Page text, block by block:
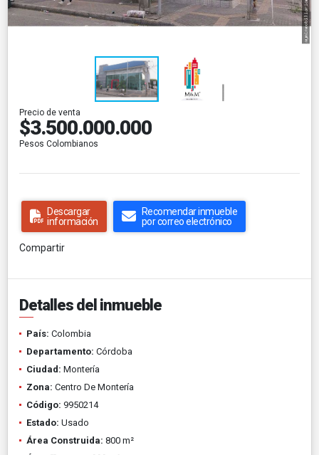
Precio de venta
$3.500.000.000
Pesos Colombianos
Descargar
información
Recomendar inmueble
por correo electrónico
Compartir
Detalles del inmueble
País: Colombia
Departamento: Córdoba
Ciudad: Montería
Zona: Centro De Montería
Código: 9950214
Estado: Usado
Área Construida: 800 m²